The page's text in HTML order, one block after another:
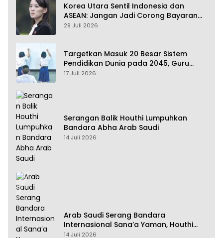
Korea Utara Sentil Indonesia dan
ASEAN: Jangan Jadi Corong Bayaran
Amerika Serikat
29 Juli 2026
Targetkan Masuk 20 Besar Sistem
Pendidikan Dunia pada 2045, Guru
Dapat Tunjangan hingga 100 Persen
17 Juli 2026
Serangan Balik Houthi Lumpuhkan
Bandara Abha Arab Saudi
14 Juli 2026
Arab Saudi Serang Bandara
Internasional Sana’a Yaman, Houthi
Siap Serang Balik
14 Juli 2026